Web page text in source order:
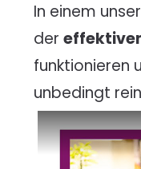
In einem
der
funktionieren
unbedingt